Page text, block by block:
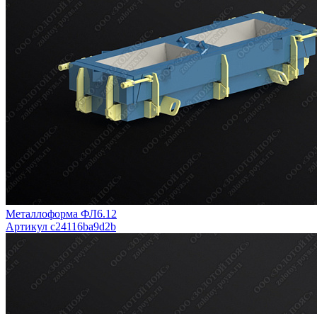
Металлоформа ФЛ6.12
Артикул c24116ba9d2b